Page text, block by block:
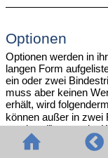
Optionen
Optionen werden in
langen Form
ein oder zwei
muss aber keinen
erhält, wird
können außer in zwei
werden: (i) wenn der
wenn in der
Anführungszeichen